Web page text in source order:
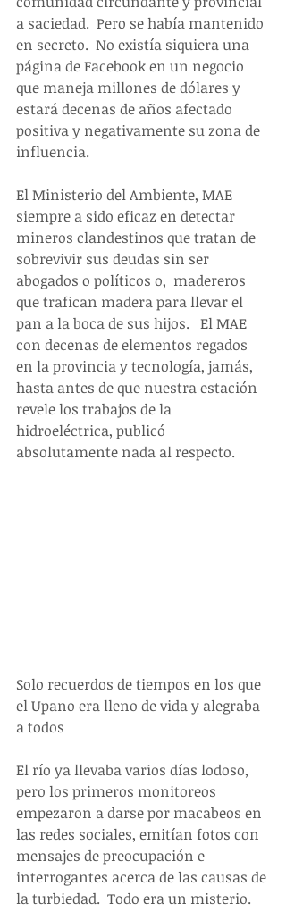
a saciedad.  Pero se había mantenido
en secreto.  No existía siquiera una
página de Facebook en un negocio
que maneja millones de dólares y
estará decenas de años afectado
positiva y negativamente su zona de
influencia.
El Ministerio del Ambiente, MAE
siempre a sido eficaz en detectar
mineros clandestinos que tratan de
sobrevivir sus deudas sin ser
abogados o políticos o,  madereros
que trafican madera para llevar el
pan a la boca de sus hijos.   El MAE
con decenas de elementos regados
en la provincia y tecnología, jamás,
hasta antes de que nuestra estación
revele los trabajos de la
hidroeléctrica, publicó
absolutamente nada al respecto.
Solo recuerdos de tiempos en los que
el Upano era lleno de vida y alegraba
a todos
El río ya llevaba varios días lodoso,
pero los primeros monitoreos
empezaron a darse por macabeos en
las redes sociales, emitían fotos con
mensajes de preocupación e
interrogantes acerca de las causas de
la turbiedad.  Todo era un misterio.